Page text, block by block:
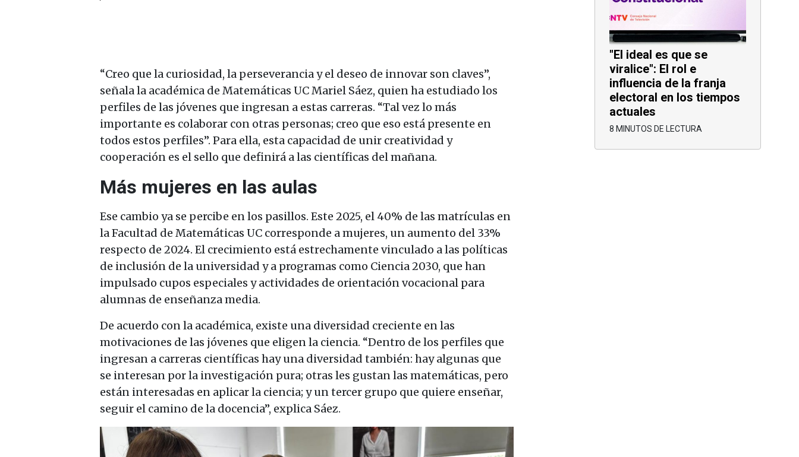
“Creo que la curiosidad, la perseverancia y el deseo de innovar son claves”,
señala la académica de Matemáticas UC Mariel Sáez, quien ha estudiado los
perfiles de las jóvenes que ingresan a estas carreras. “Tal vez lo más
importante es colaborar con otras personas; creo que eso está presente en
todos estos perfiles”. Para ella, esta capacidad de unir creatividad y
cooperación es el sello que definirá a las científicas del mañana.
Más mujeres en las aulas
Ese cambio ya se percibe en los pasillos. Este 2025, el 40% de las matrículas en
la Facultad de Matemáticas UC corresponde a mujeres, un aumento del 33%
respecto de 2024. El crecimiento está estrechamente vinculado a las políticas
de inclusión de la universidad y a programas como Ciencia 2030, que han
impulsado cupos especiales y actividades de orientación vocacional para
alumnas de enseñanza media.
De acuerdo con la académica, existe una diversidad creciente en las
motivaciones de las jóvenes que eligen la ciencia. “Dentro de los perfiles que
ingresan a carreras científicas hay una diversidad también: hay algunas que
se interesan por la investigación pura; otras les gustan las matemáticas, pero
están interesadas en aplicar la ciencia; y un tercer grupo que quiere enseñar,
seguir el camino de la docencia”, explica Sáez.
"El ideal es que se
viralice": El rol e
influencia de la franja
electoral en los tiempos
actuales
8 MINUTOS DE LECTURA